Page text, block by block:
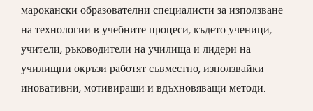
марокански образователни специалисти за използване
на технологии в учебните процеси, където ученици,
учители, ръководители на училища и лидери на
училищни окръзи работят съвместно, използвайки
иновативни, мотивиращи и вдъхновяващи методи.